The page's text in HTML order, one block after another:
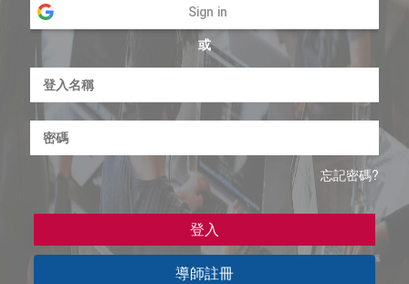
Sign in
或
忘記密碼?
導師註冊